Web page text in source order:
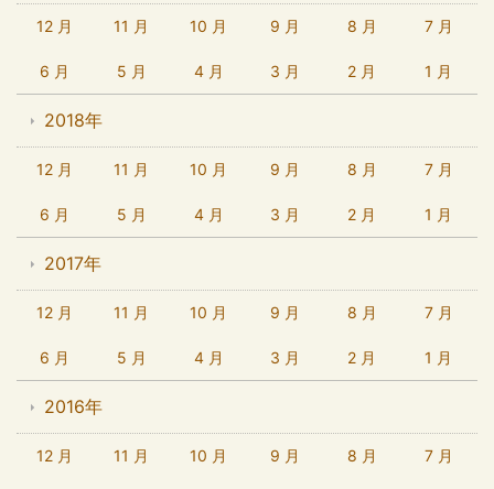
12 月 11 月 10 月 9 月 8 月 7 月
6 月 5 月 4 月 3 月 2 月 1 月
2018年
12 月 11 月 10 月 9 月 8 月 7 月
6 月 5 月 4 月 3 月 2 月 1 月
2017年
12 月 11 月 10 月 9 月 8 月 7 月
6 月 5 月 4 月 3 月 2 月 1 月
2016年
12 月 11 月 10 月 9 月 8 月 7 月